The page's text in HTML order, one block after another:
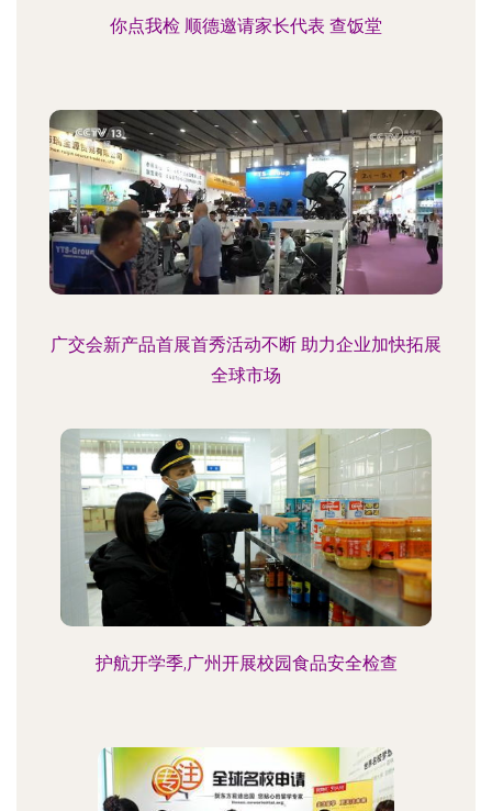
你点我检 顺德邀请家长代表 查饭堂
广交会新产品首展首秀活动不断 助力企业加快拓展
全球市场
护航开学季,广州开展校园食品安全检查